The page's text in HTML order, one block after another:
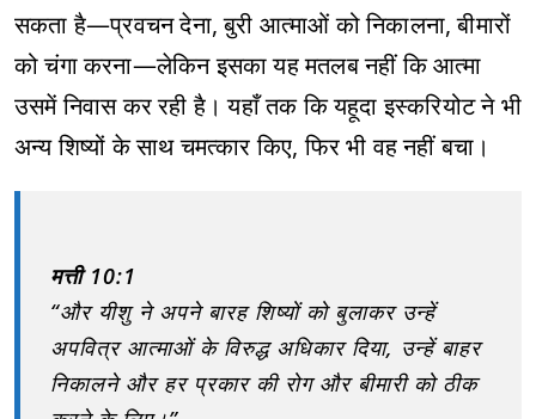
सकता है—प्रवचन देना, बुरी आत्माओं को निकालना, बीमारों
को चंगा करना—लेकिन इसका यह मतलब नहीं कि आत्मा
उसमें निवास कर रही है। यहाँ तक कि यहूदा इस्करियोट ने भी
अन्य शिष्यों के साथ चमत्कार किए, फिर भी वह नहीं बचा।
मत्ती 10:1
“और यीशु ने अपने बारह शिष्यों को बुलाकर उन्हें
अपवित्र आत्माओं के विरुद्ध अधिकार दिया, उन्हें बाहर
निकालने और हर प्रकार की रोग और बीमारी को ठीक